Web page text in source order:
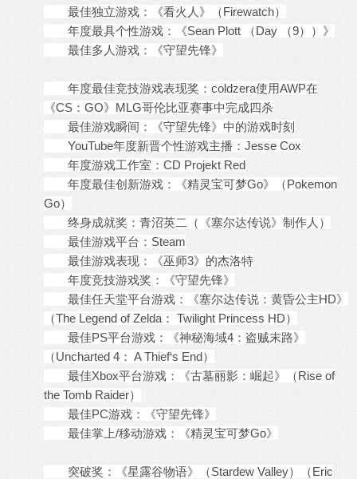
最佳独立游戏：《看火人》（Firewatch）
年度最具个性游戏：《Sean Plott （Day （9））》
最佳多人游戏：《守望先锋》
年度最佳竞技游戏表现奖：coldzera使用AWP在
《CS：GO》MLG哥伦比亚赛事中完成四杀
最佳游戏瞬间：《守望先锋》中的游戏时刻
YouTube年度新晋个性游戏主播 ：Jesse Cox
年度游戏工作室：CD Projekt Red
年度最佳创新游戏：《精灵宝可梦Go》（Pokemon
Go）
终身成就奖：青沼英二（《塞尔达传说》制作人）
最佳游戏平台：Steam
最佳游戏表现：《巫师3》的杰洛特
年度竞技游戏奖：《守望先锋》
最佳任天堂平台游戏：《塞尔达传说：黄昏公主HD》
（The Legend of Zelda： Twilight Princess HD）
最佳PS平台游戏：《神秘海域4：盗贼末路》
（Uncharted 4： A Thief‘s End）
最佳Xbox平台游戏：《古墓丽影：崛起》（Rise of
the Tomb Raider）
最佳PC游戏：《守望先锋》
最佳掌上/移动游戏：《精灵宝可梦Go》
突破奖：《星露谷物语》（Stardew Valley）（Eric